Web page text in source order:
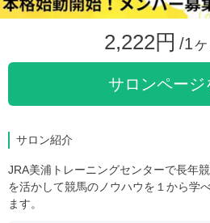
2,222円 /1
サロンページ
サロン紹介
JRA美浦トレーニングセンターで長年
を活かして競馬のノウハウを１から学
ます。